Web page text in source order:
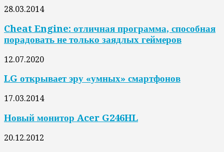
28.03.2014
Cheat Engine: отличная программа, способная
порадовать не только заядлых геймеров
12.07.2020
LG открывает эру «умных» смартфонов
17.03.2014
Новый монитор Acer G246HL
20.12.2012